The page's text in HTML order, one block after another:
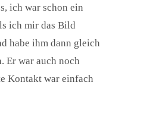
ich war schon ein
ich mir das Bild
habe ihm dann gleich
Er war auch noch
Kontakt war einfach